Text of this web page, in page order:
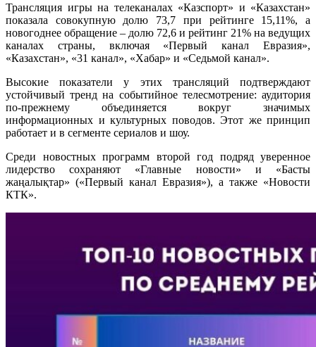
Трансляция игры на телеканалах «Казспорт» и «Казахстан»
показала совокупную долю 73,7 при рейтинге 15,11%, а
новогоднее обращение – долю 72,6 и рейтинг 21% на ведущих
каналах страны, включая «Первый канал Евразия»,
«Казахстан», «31 канал», «Хабар» и «Седьмой канал».
Высокие показатели у этих трансляций подтверждают
устойчивый тренд на событийное телесмотрение: аудитория
по-прежнему объединяется вокруг значимых
информационных и культурных поводов. Этот же принцип
работает и в сегменте сериалов и шоу.
Среди новостных программ второй год подряд уверенное
лидерство сохраняют «Главные новости» и «Басты
жаңалықтар» («Первый канал Евразия»), а также «Новости
КТК».